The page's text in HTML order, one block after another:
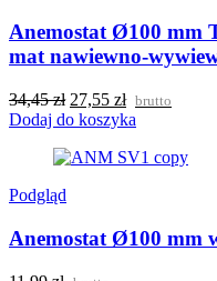
Anemostat Ø100 mm
mat nawiewno-
34,45zł 27,55 zł brutto
Dodaj do koszyka
Podgląd
Anemostat Ø100 mm